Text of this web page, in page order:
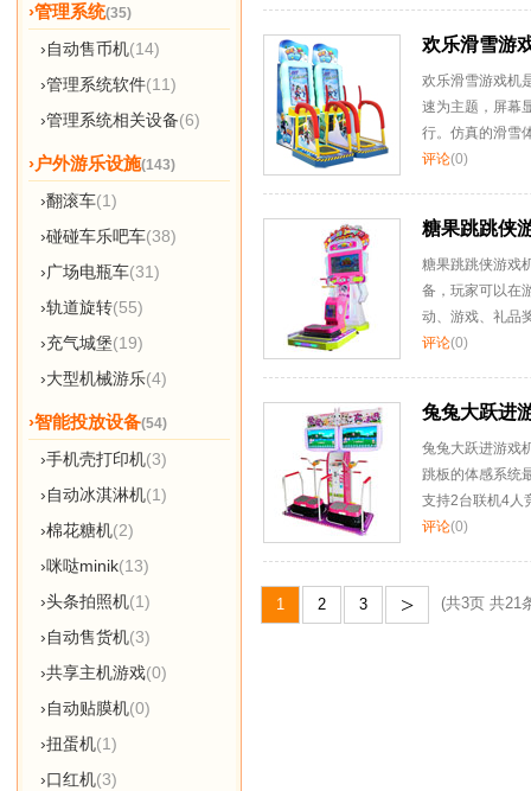
›管理系统(35)
›自动售币机(14)
›管理系统软件(11)
›管理系统相关设备(6)
›户外游乐设施(143)
›翻滚车(1)
›碰碰车乐吧车(38)
›广场电瓶车(31)
›轨道旋转(55)
›充气城堡(19)
›大型机械游乐(4)
›智能投放设备(54)
›手机壳打印机(3)
›自动冰淇淋机(1)
›棉花糖机(2)
›咪哒minik(13)
›头条拍照机(1)
›自动售货机(3)
›共享主机游戏(0)
›自动贴膜机(0)
›扭蛋机(1)
›口红机(3)
欢乐滑雪游
欢乐滑雪游戏机
速为主题，屏幕
行。仿真的滑雪
评论(0)
糖果跳跳侠
糖果跳跳侠游戏
备，玩家可以在
动、游戏、礼品
评论(0)
兔兔大跃进
兔兔大跃进游戏
跳板的体感系统
支持2台联机4人
评论(0)
1 2 3 > (共3页 共21